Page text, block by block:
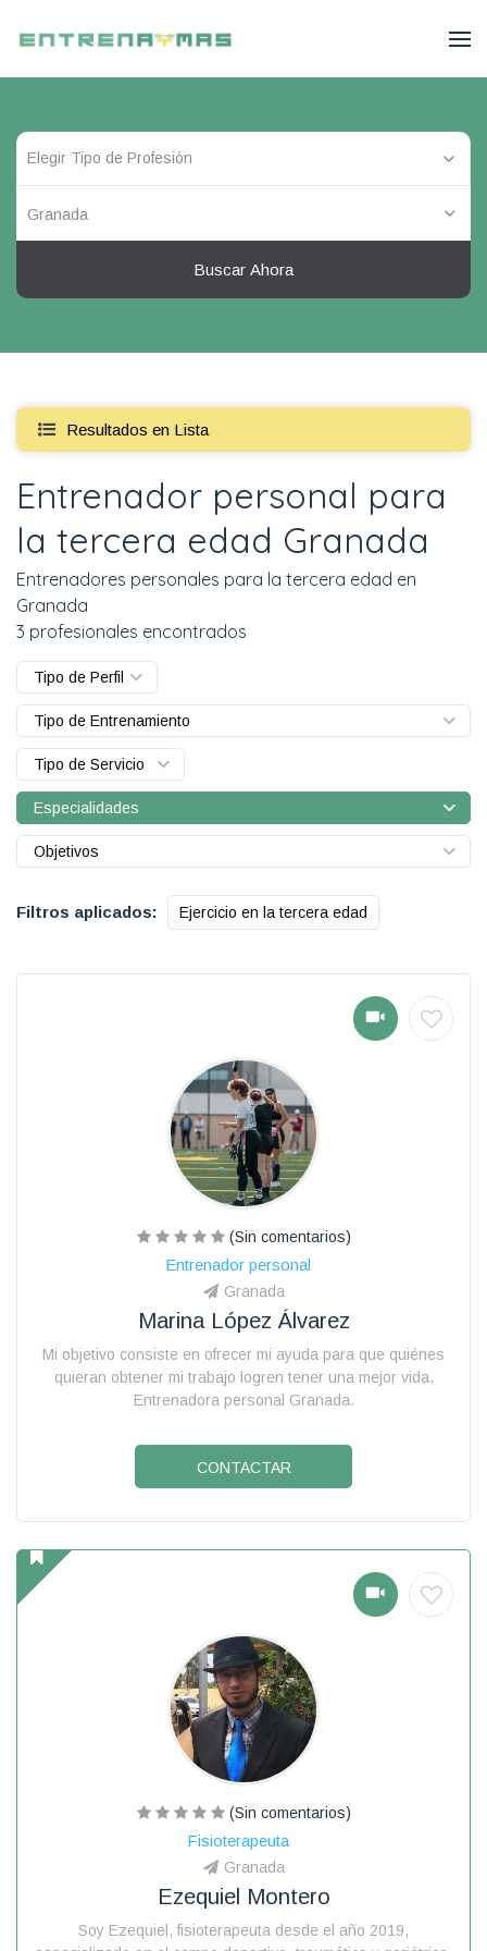
Granada
Buscar Ahora
Resultados en Lista
Entrenador personal para
la tercera edad Granada
Entrenadores personales para la tercera edad en
Granada
3 profesionales encontrados
Tipo de Perfil
Tipo de Entrenamiento
Tipo de Servicio
Especialidades
Objetivos
Filtros aplicados: Ejercicio en la tercera edad
(Sin comentarios)
Entrenador personal
Granada
Marina López Álvarez
Mi objetivo consiste en ofrecer mi ayuda para que quiénes
quieran obtener mi trabajo logren tener una mejor vida.
Entrenadora personal Granada.
CONTACTAR
(Sin comentarios)
Fisioterapeuta
Granada
Ezequiel Montero
Soy Ezequiel, fisioterapeuta desde el año 2019,